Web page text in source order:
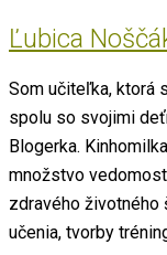
Ľubica
Som učiteľka, ktorá
spolu so svojimi
Blogerka.
množstvo
zdravého životného
učenia, tvorby